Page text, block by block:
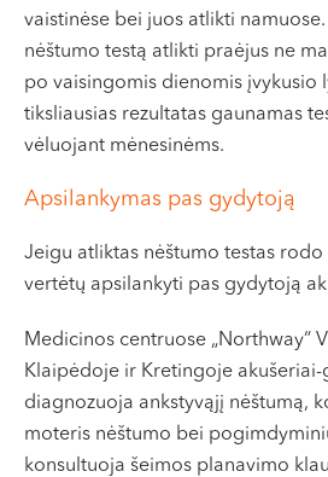
vaistinėse bei juos atlikti
nėštumo testą atlikti praėjus ne
po vaisingomis dienomis įvykusio
tiksliausias rezultatas gaunamas
vėluojant mėnesinėms.
Apsilankymas pas gydytoją
Jeigu atliktas nėštumo testas
vertėtų apsilankyti pas gydytoją
Medicinos centruose „Northway“
Klaipėdoje ir Kretingoje
diagnozuoja ankstyvąjį nėštumą,
moteris nėštumo bei
konsultuoja šeimos planavimo